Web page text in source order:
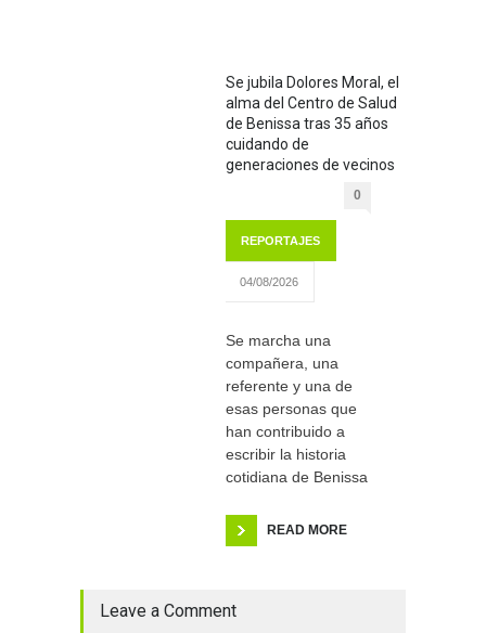
Se jubila Dolores Moral, el
alma del Centro de Salud
de Benissa tras 35 años
cuidando de
generaciones de vecinos
0
REPORTAJES
04/08/2026
Se marcha una
compañera, una
referente y una de
esas personas que
han contribuido a
escribir la historia
cotidiana de Benissa
READ MORE
Leave a Comment